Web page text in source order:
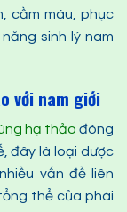
cầm máu, phục
sinh lý nam
với nam giới
hạ thảo đóng
đây là loại dược
vấn đề liên
thể của phái